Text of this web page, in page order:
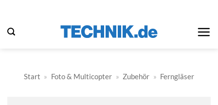
springen
Start » Foto & Multicopter » Zubehör » Ferngläser